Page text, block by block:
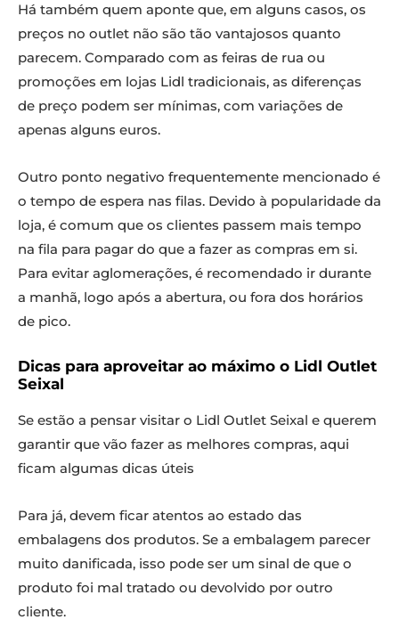
Há também quem aponte que, em alguns casos, os
preços no outlet não são tão vantajosos quanto
parecem. Comparado com as feiras de rua ou
promoções em lojas Lidl tradicionais, as diferenças
de preço podem ser mínimas, com variações de
apenas alguns euros.
Outro ponto negativo frequentemente mencionado é
o tempo de espera nas filas. Devido à popularidade da
loja, é comum que os clientes passem mais tempo
na fila para pagar do que a fazer as compras em si.
Para evitar aglomerações, é recomendado ir durante
a manhã, logo após a abertura, ou fora dos horários
de pico.
Dicas para aproveitar ao máximo o Lidl Outlet
Seixal
Se estão a pensar visitar o Lidl Outlet Seixal e querem
garantir que vão fazer as melhores compras, aqui
ficam algumas dicas úteis
Para já, devem ficar atentos ao estado das
embalagens dos produtos. Se a embalagem parecer
muito danificada, isso pode ser um sinal de que o
produto foi mal tratado ou devolvido por outro
cliente.